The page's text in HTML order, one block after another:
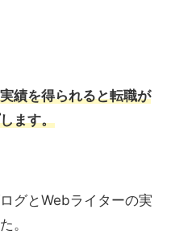
績を得られると転職が
ます。
グとWebライターの実
。